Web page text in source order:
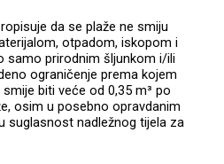
da se plaže ne smiju
otpadom, iskopom i
samo prirodnim šljunkom i/ili
ograničenje prema kojem
biti veće od 0,35 m³ po
osim u posebno opravdanim
suglasnost nadležnog tijela za